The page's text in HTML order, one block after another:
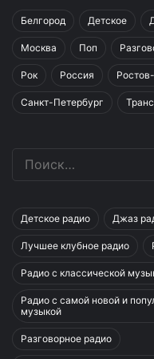
Белгород Детское
Москва Поп
Рок Россия
Санкт-Петербург Транс
Детское радио Джаз
Лучшее клубное радио
Радио с классической
Радио с самой новой и
музыкой
Разговорное радио